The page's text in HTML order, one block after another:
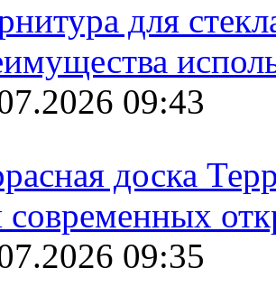
для
09:43
доска
современных
09:35